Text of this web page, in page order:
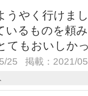
うやく行けま
いるものを頼
てもおいしか
25 掲載：2021/